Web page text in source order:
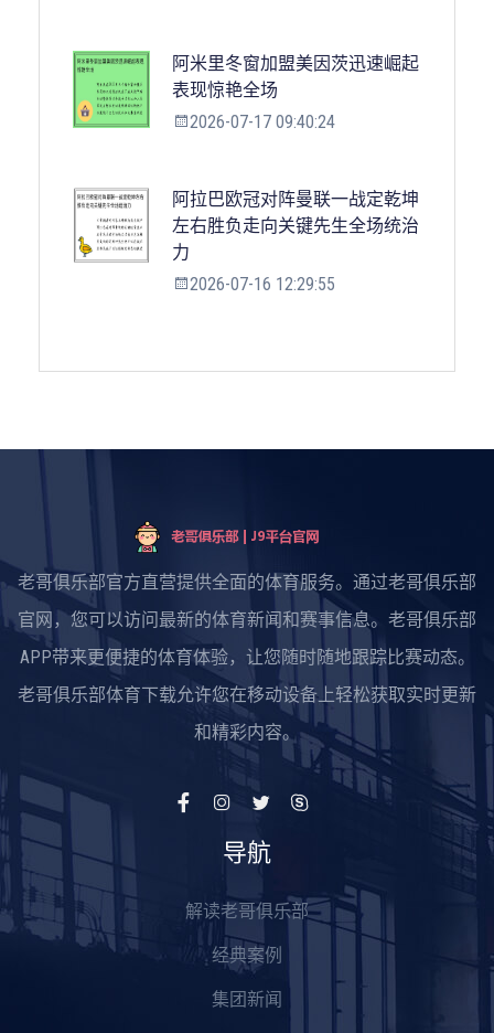
阿米里冬窗加盟美因茨迅速崛起
表现惊艳全场
2026-07-17 09:40:24
阿拉巴欧冠对阵曼联一战定乾坤
左右胜负走向关键先生全场统治
力
2026-07-16 12:29:55
老哥俱乐部官方直营提供全面的体育服务。通过老哥俱乐部
官网，您可以访问最新的体育新闻和赛事信息。老哥俱乐部
APP带来更便捷的体育体验，让您随时随地跟踪比赛动态。
老哥俱乐部体育下载允许您在移动设备上轻松获取实时更新
和精彩内容。
导航
解读老哥俱乐部
经典案例
集团新闻